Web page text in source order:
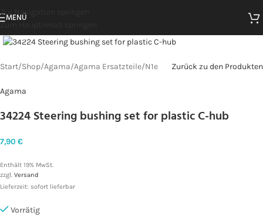
Zur Navigation springen
Zum Hauptinhalt springen
MENÜ
Start/Shop/Agama/Agama Ersatzteile/N1e Zurück zu den Produkten
Agama
34224 Steering bushing set for plastic C-hub
7,90 €
Enthält 19% MwSt.
zzgl. Versand
Lieferzeit: sofort lieferbar
Vorrätig